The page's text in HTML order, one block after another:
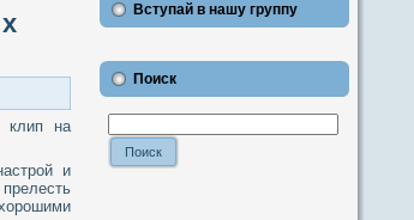
клип на
и
Вступай в нашу группу
Поиск